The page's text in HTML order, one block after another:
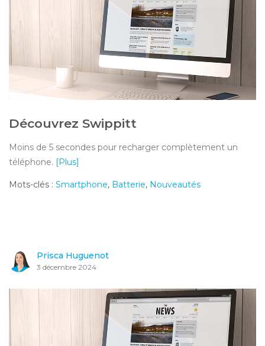
Découvrez Swippitt
Moins de 5 secondes pour recharger complètement un
téléphone. [Plus]
Mots-clés : Smartphone, Batterie, Nouveautés
Prisca Huguenot
3 décembre 2024